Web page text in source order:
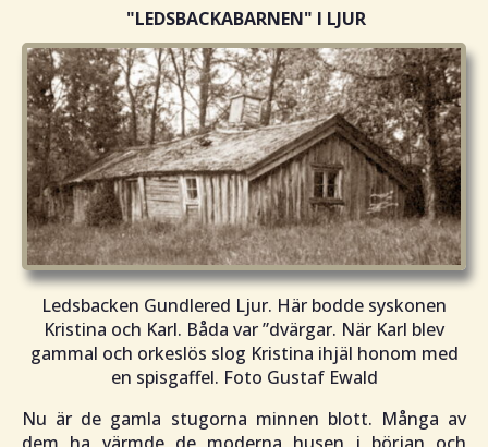
"LEDSBACKABARNEN" I LJUR
Ledsbacken Gundlered Ljur. Här bodde syskonen
Kristina och Karl. Båda var ”dvärgar. När Karl blev
gammal och orkeslös slog Kristina ihjäl honom med
en spisgaffel. Foto Gustaf Ewald
Nu är de gamla stugorna minnen blott. Många av